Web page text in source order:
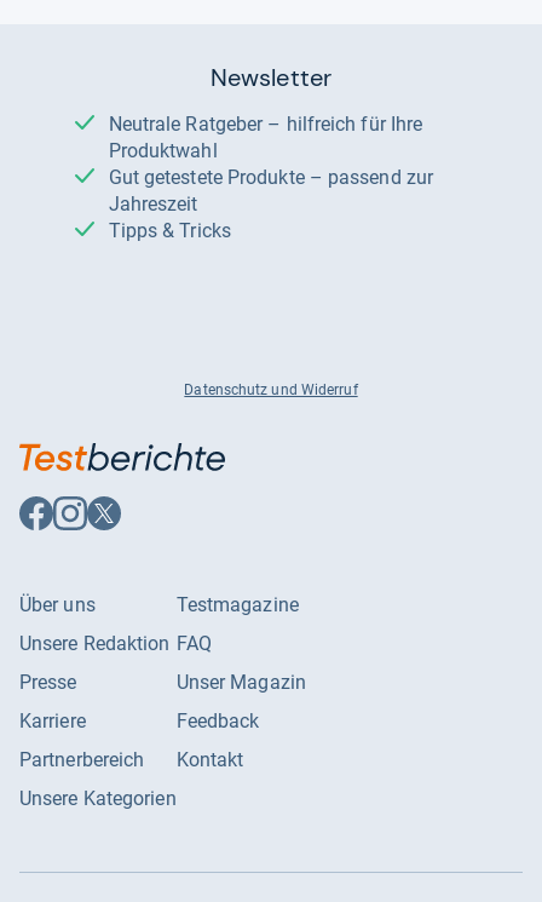
Newsletter
Neutrale Ratgeber – hilfreich für Ihre
Produktwahl
Gut getestete Produkte – passend zur
Jahreszeit
Tipps & Tricks
Datenschutz und Widerruf
Auf
Facebook
Auf
Instagram
Auf
X
Über uns
Unsere Redaktion
Presse
Karriere
Partnerbereich
Unsere Kategorien
Testmagazine
FAQ
Unser Magazin
Feedback
Kontakt